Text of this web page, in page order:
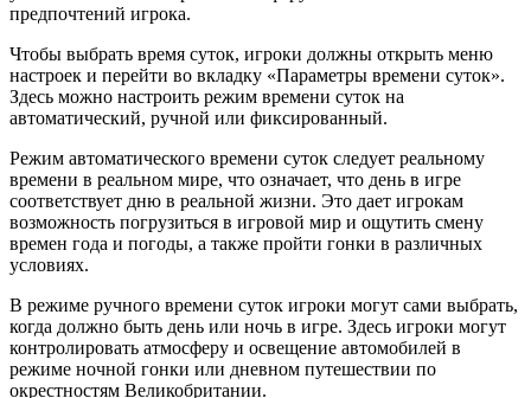
предпочтений игрока.
Чтобы выбрать время суток, игроки должны открыть меню
настроек и перейти во вкладку «Параметры времени суток».
Здесь можно настроить режим времени суток на
автоматический, ручной или фиксированный.
Режим автоматического времени суток следует реальному
времени в реальном мире, что означает, что день в игре
соответствует дню в реальной жизни. Это дает игрокам
возможность погрузиться в игровой мир и ощутить смену
времен года и погоды, а также пройти гонки в различных
условиях.
В режиме ручного времени суток игроки могут сами выбрать,
когда должно быть день или ночь в игре. Здесь игроки могут
контролировать атмосферу и освещение автомобилей в
режиме ночной гонки или дневном путешествии по
окрестностям Великобритании.